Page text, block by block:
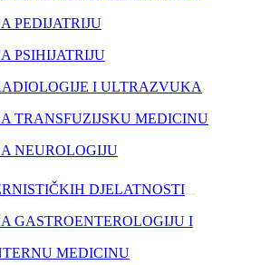
PEDIJATRIJU
PSIHIJATRIJU
I ULTRAZVUKA
TRANSFUZIJSKU MEDICINU
NEUROLOGIJU
DJELATNOSTI
GASTROENTEROLOGIJU I
MEDICINU